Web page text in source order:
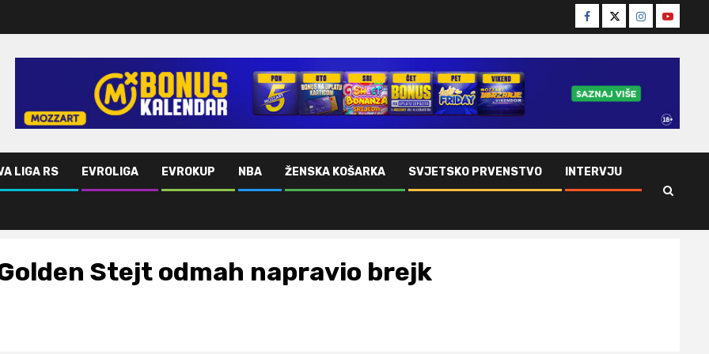
Facebook
TwitterInstagram
Youtube
LIGA RS EVROLIGA EVROKUP NBA ŽENSKA KOŠARKA SVJETSKO PRVENSTVO INTERVJU
Stejt odmah napravio brejk